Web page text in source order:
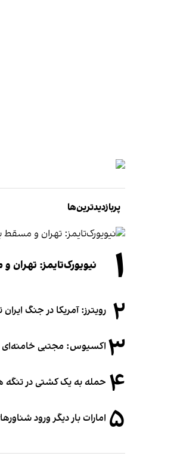
پربازدیدترین‌ها
۱ نیویورک‌تایمز:
۲ رویترز: آمریکا در جنگ
۳ اکسیوس: مجتبی خامنه‌ای
۴ حمله به یک کشتی در تنگه
۵ امارات بار دیگر ورود